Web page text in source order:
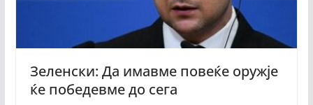
Зеленски: Да имавме повеќе оружје
ќе победевме до сега